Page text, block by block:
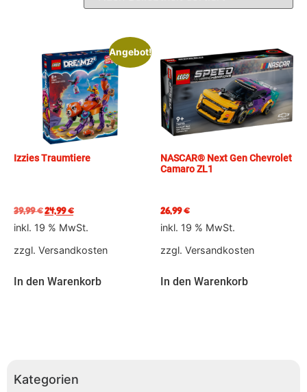
Kategorien
Angebot!
Izzies Traumtiere
39,99€24,99€
inkl. 19 % MwSt.
zzgl. Versandkosten
In den Warenkorb
NASCAR® Next Gen Chevrolet
Camaro ZL1
26,99€
inkl. 19 % MwSt.
zzgl. Versandkosten
In den Warenkorb